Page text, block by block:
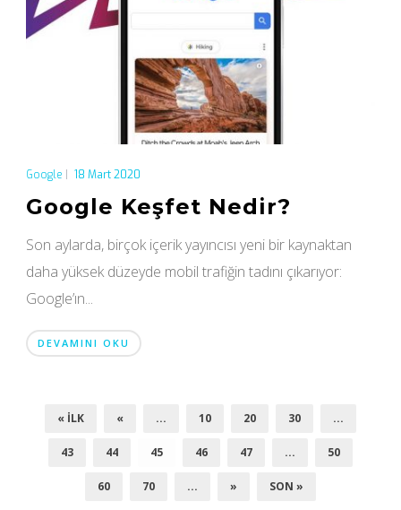
Google 18 Mart 2020
Google Keşfet Nedir?
Son aylarda, birçok içerik yayıncısı yeni bir kaynaktan
daha yüksek düzeyde mobil trafiğin tadını çıkarıyor:
Google’ın...
DEVAMINI OKU
« İLK « ... 10 20 30 ...
43 44 45 46 47 ... 50
60 70 ... » SON »